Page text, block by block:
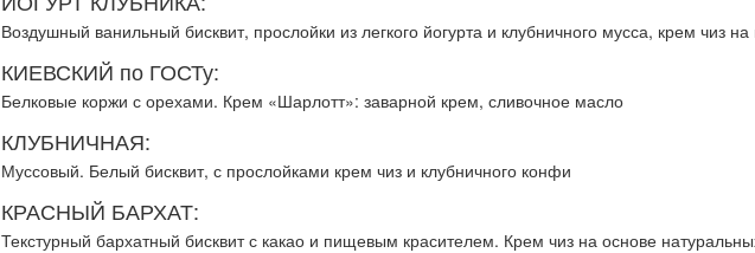
Воздушный ванильный бисквит, прослойки из легкого йогурта и клубничного мусса, крем чиз
КИЕВСКИЙ по ГОСТу:
Белковые коржи с орехами. Крем «Шарлотт»: заварной крем, сливочное масло
КЛУБНИЧНАЯ:
Муссовый. Белый бисквит, с прослойками крем чиз и клубничного конфи
КРАСНЫЙ БАРХАТ:
Текстурный бархатный бисквит с какао и пищевым красителем. Крем чиз на основе